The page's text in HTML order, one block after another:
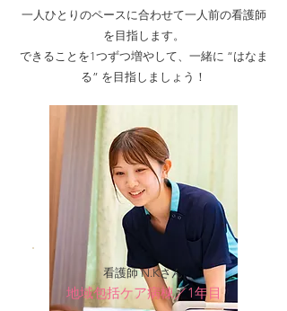
認定看護師増えまし
た✨
一人ひとりのペースに合わせて一人前の看護師
を目指します。​
できることを1つずつ増やして、一緒に “はなま
る” を目指しましょう！​
看護師 N.Kさん
地域包括ケア病棟／1年目